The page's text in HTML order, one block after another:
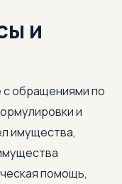
и
с обращениями по
и
имущества,
помощь,